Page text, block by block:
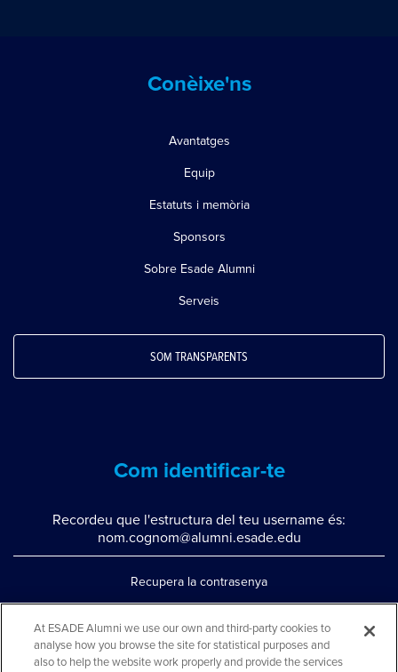
Conèixe'ns
Avantatges
Equip
Estatuts i memòria
Sponsors
Sobre Esade Alumni
Serveis
SOM TRANSPARENTS
Com identificar-te
Recordeu que l'estructura del teu username és:
nom.cognom@alumni.esade.edu
Recupera la contrasenya
Contacta'ns per whatsapp
At ESADE Alumni we use our own and third-party cookies to
analyse how you browse the site for statistical purposes and
also to help the website work properly and provide the services